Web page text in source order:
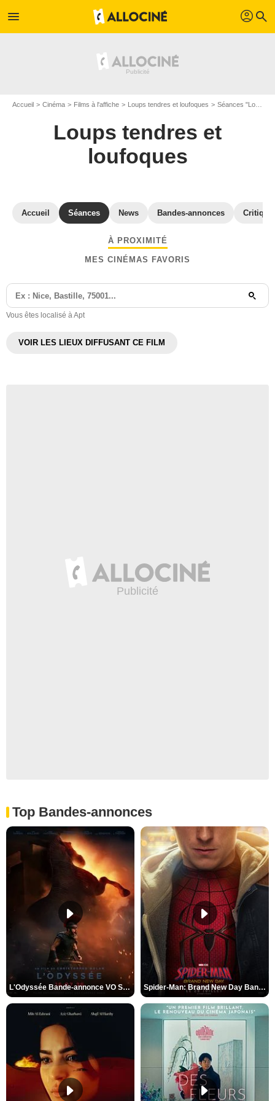
menu profil search
Accueil Cinéma Films à l'affiche Loups tendres et loufoques Séances "Loups tendres et loufoques" Vaucluse
Loups tendres et
loufoques
Accueil Séances News Bandes-annonces
À PROXIMITÉ
MES CINÉMAS FAVORIS
Vous êtes localisé à Apt
VOIR LES LIEUX DIFFUSANT CE FILM
Top Bandes-annonces
L'Odyssée Bande-annonce VO STFR Spider-Man: Brand New Day Bande-annonce VO STFR